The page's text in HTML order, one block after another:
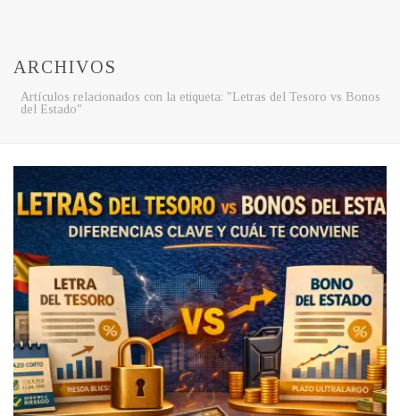
ARCHIVOS
Artículos relacionados con la etiqueta: "Letras del Tesoro vs Bonos
del Estado"